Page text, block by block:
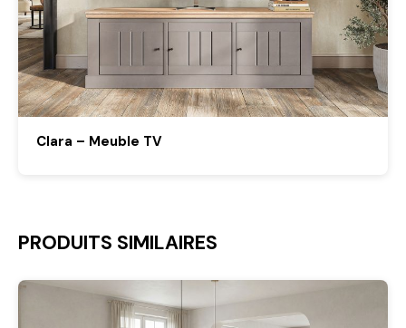
Clara – Meuble TV
PRODUITS SIMILAIRES